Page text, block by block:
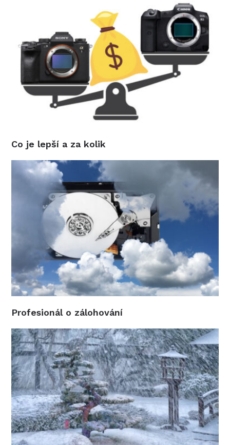
Co je lepší a za kolik
Profesionál o zálohování